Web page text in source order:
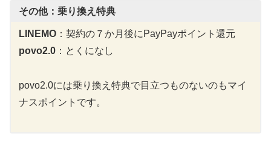
その他：乗り換え特典
LINEMO：契約の７か月後にPayPayポイント還元
povo2.0：とくになし
povo2.0には乗り換え特典で目立つものないのもマイ
ナスポイントです。